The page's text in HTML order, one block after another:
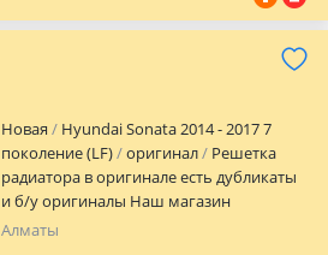
БЕСПЛАТНО! Гарантия что запчасть
точно Вам подойдет! Быстрая доставка.
Отправляем в регионы по РК и РФ! Без
Остерегайтесь подделок! Предложение
от производителя запчастей.
Собственный склад запчастей в наличии
абсолютно все и на заказ; Информацию
по автозапчастям Вы можете получить
Новая
Hyundai Sonata 2014 - 2017 7
поколение (LF)
оригинал
Решетка
радиатора в оригинале есть дубликаты
и б/у оригиналы Наш магазин
находиться Баянауыл 57а Car City 3 ярус
Алматы